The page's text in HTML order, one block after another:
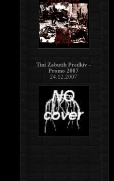
Tini Zabutih Predkiv -
Promo 2007
24.12.2007